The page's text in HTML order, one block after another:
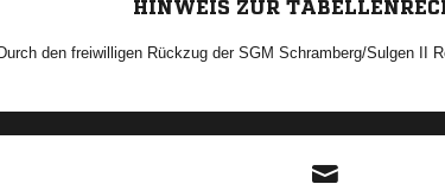
HINWEIS ZUR
den freiwilligen Rückzug der SGM Schramberg/Sulgen II